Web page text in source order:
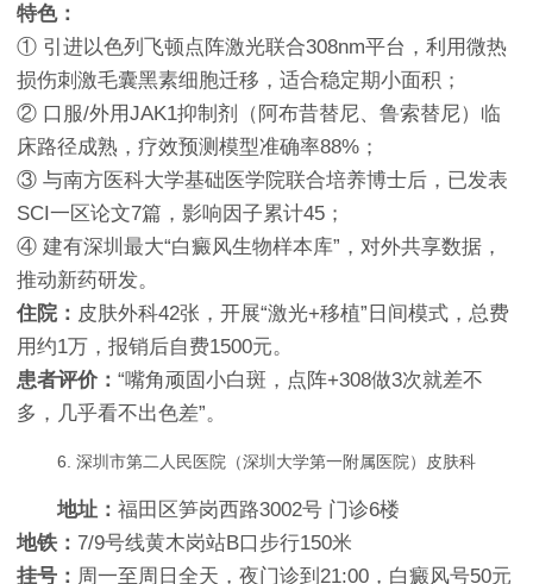
特色：
① 引进以色列飞顿点阵激光联合308nm平台，利用微热
损伤刺激毛囊黑素细胞迁移，适合稳定期小面积；
② 口服/外用JAK1抑制剂（阿布昔替尼、鲁索替尼）临
床路径成熟，疗效预测模型准确率88%；
③ 与南方医科大学基础医学院联合培养博士后，已发表
SCI一区论文7篇，影响因子累计45；
④ 建有深圳最大“白癜风生物样本库”，对外共享数据，
推动新药研发。
住院： 皮肤外科42张，开展“激光+移植”日间模式，总费
用约1万，报销后自费1500元。
患者评价： “嘴角顽固小白斑，点阵+308做3次就差不
多，几乎看不出色差”。
6. 深圳市第二人民医院（深圳大学第一附属医院）皮肤科
地址： 福田区笋岗西路3002号 门诊6楼
地铁： 7/9号线黄木岗站B口步行150米
挂号： 周一至周日全天，夜门诊到21:00，白癜风号50元